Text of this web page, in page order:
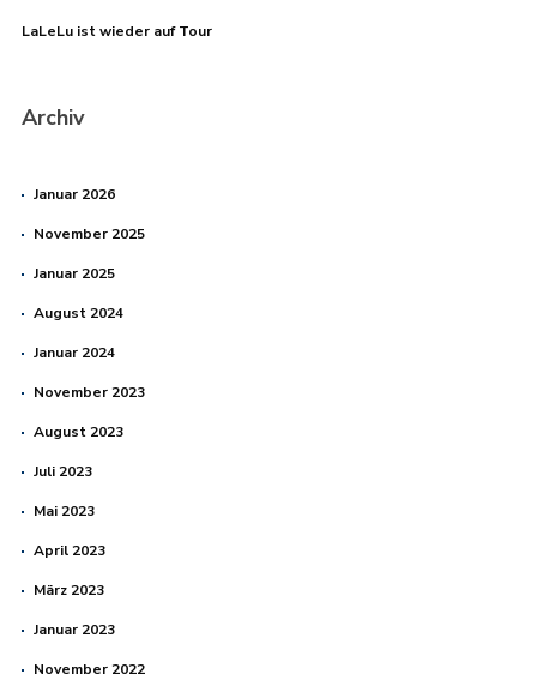
LaLeLu ist wieder auf Tour
Archiv
Januar 2026
November 2025
Januar 2025
August 2024
Januar 2024
November 2023
August 2023
Juli 2023
Mai 2023
April 2023
März 2023
Januar 2023
November 2022